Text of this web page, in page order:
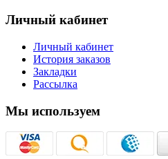
Личный кабинет
Личный кабинет
История заказов
Закладки
Рассылка
Мы используем